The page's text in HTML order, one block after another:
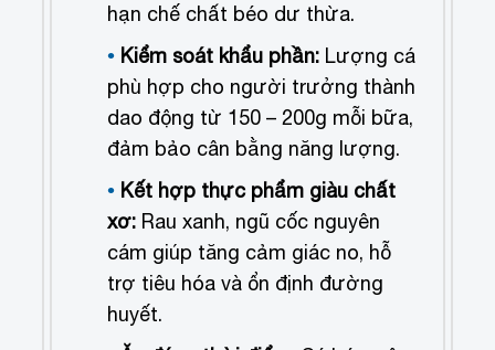
hạn chế chất béo dư thừa.
Kiểm soát khẩu phần: Lượng cá
phù hợp cho người trưởng thành
dao động từ 150 – 200g mỗi bữa,
đảm bảo cân bằng năng lượng.
Kết hợp thực phẩm giàu chất
xơ: Rau xanh, ngũ cốc nguyên
cám giúp tăng cảm giác no, hỗ
trợ tiêu hóa và ổn định đường
huyết.